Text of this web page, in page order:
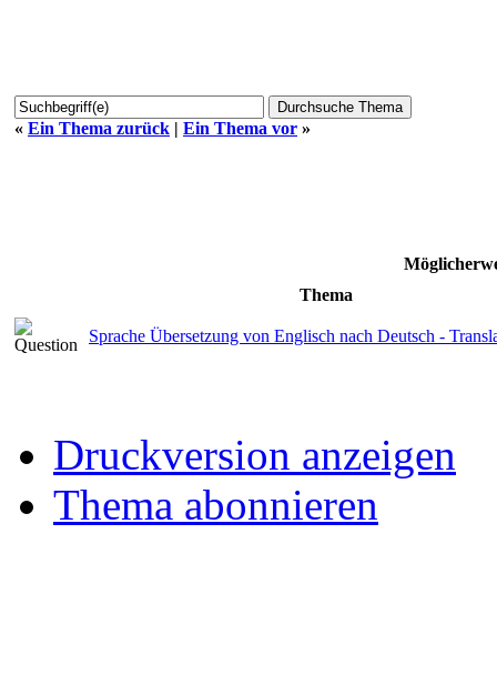
« Ein Thema zurück | Ein Thema vor »
Thema
Sprache Übersetzung von Englisch nach Deutsch -
Druckversion anzeigen
Thema abonnieren